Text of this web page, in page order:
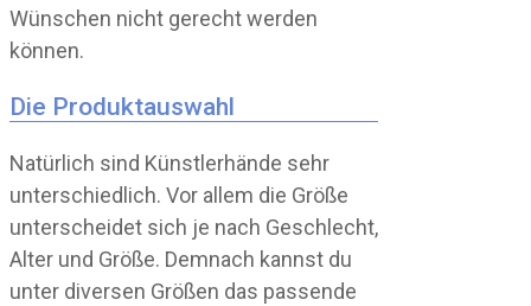
Wünschen nicht gerecht werden
können.
Die Produktauswahl
Natürlich sind Künstlerhände sehr
unterschiedlich. Vor allem die Größe
unterscheidet sich je nach Geschlecht,
Alter und Größe. Demnach kannst du
unter diversen Größen das passende